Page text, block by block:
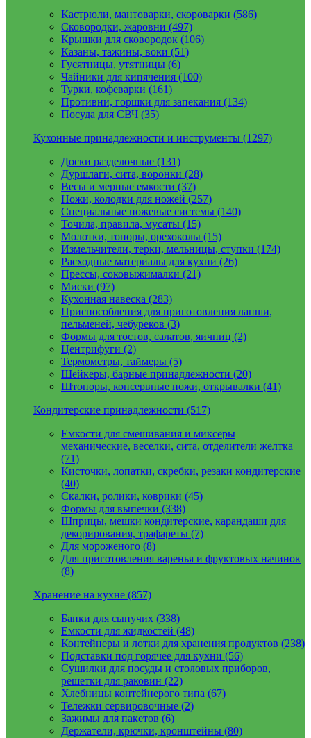
Кастрюли, мантоварки, скороварки (586)
Сковородки, жаровни (497)
Крышки для сковородок (106)
Казаны, тажины, воки (51)
Гусятницы, утятницы (6)
Чайники для кипячения (100)
Турки, кофеварки (161)
Противни, горшки для запекания (134)
Посуда для СВЧ (35)
Кухонные принадлежности и инструменты (1297)
Доски разделочные (131)
Дуршлаги, сита, воронки (28)
Весы и мерные емкости (37)
Ножи, колодки для ножей (257)
Специальные ножевые системы (140)
Точила, правила, мусаты (15)
Молотки, топоры, орехоколы (15)
Измельчители, терки, мельницы, ступки (174)
Расходные материалы для кухни (26)
Прессы, соковыжималки (21)
Миски (97)
Кухонная навеска (283)
Приспособления для приготовления лапши,
пельменей, чебуреков (3)
Формы для тостов, салатов, яичниц (2)
Центрифуги (2)
Термометры, таймеры (5)
Шейкеры, барные принадлежности (20)
Штопоры, консервные ножи, открывалки (41)
Кондитерские принадлежности (517)
Емкости для смешивания и миксеры
механические, веселки, сита, отделители желтка
(71)
Кисточки, лопатки, скребки, резаки кондитерские
(40)
Скалки, ролики, коврики (45)
Формы для выпечки (338)
Шприцы, мешки кондитерские, карандаши для
декорирования, трафареты (7)
Для мороженого (8)
Для приготовления варенья и фруктовых начинок
(8)
Хранение на кухне (857)
Банки для сыпучих (338)
Емкости для жидкостей (48)
Контейнеры и лотки для хранения продуктов (238)
Подставки под горячее для кухни (56)
Сушилки для посуды и столовых приборов,
решетки для раковин (22)
Хлебницы контейнерого типа (67)
Тележки сервировочные (2)
Зажимы для пакетов (6)
Держатели, крючки, кронштейны (80)